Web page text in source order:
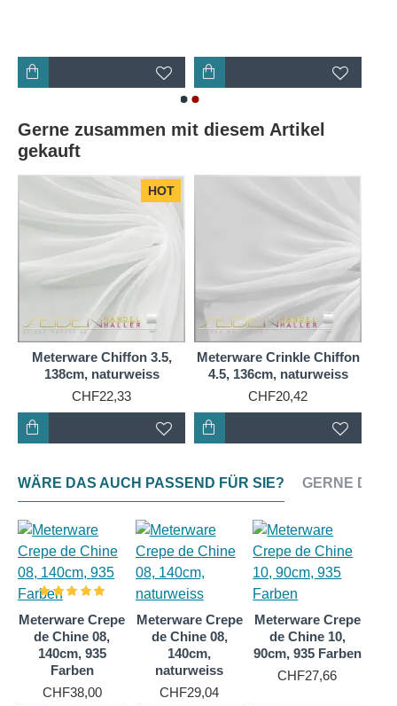
Gerne zusammen mit diesem Artikel
gekauft
HOT
Meterware Chiffon 3.5,
138cm, naturweiss
CHF22,33
Meterware Crinkle Chiffon
4.5, 136cm, naturweiss
CHF20,42
WÄRE DAS AUCH PASSEND FÜR SIE? GERNE
Meterware Crepe
de Chine 08,
140cm, 935
Farben
CHF38,00
Meterware Crepe
de Chine 08,
140cm,
naturweiss
CHF29,04
Meterware Crepe
de Chine 10,
90cm, 935 Farben
CHF27,66